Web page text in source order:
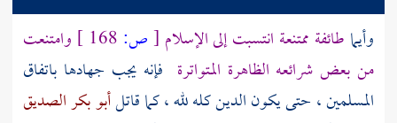
وأيما طائفة ممتنعة انتسبت إلى الإسلام [ص:
وامتنعت
من بعض شرائعه الظاهرة المتواترة فإنه يجب جهادها باتفاق
المسلمين ، حتى يكون الدين كله لله ، كما قاتلأبو بكر الصديق